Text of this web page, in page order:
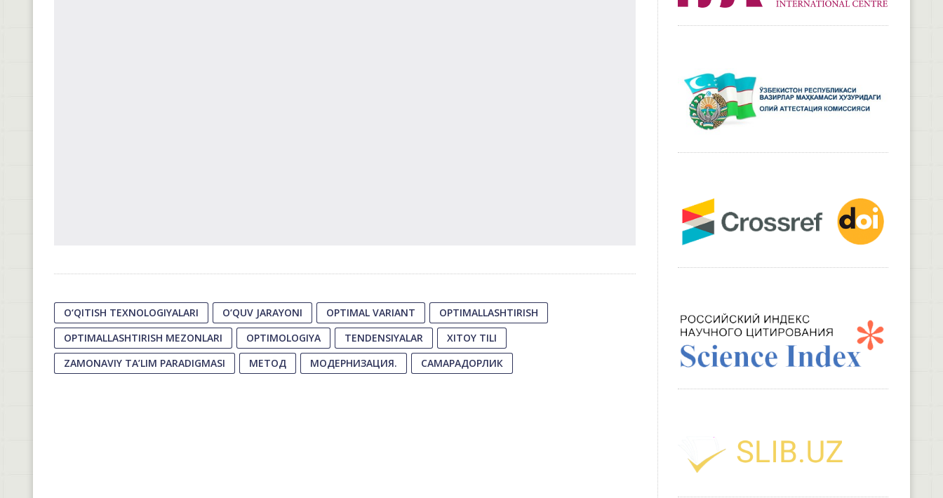
O‘QITISH TEXNOLOGIYALARI O‘QUV JARAYONI OPTIMAL VARIANT
OPTIMALLASHTIRISH
OPTIMALLASHTIRISH MEZONLARI
OPTIMOLOGIYA TENDENSIYALAR
XITOY TILI
ZAMONAVIY TA’LIM PARADIGMASI
МЕТОД МОДЕРНИЗАЦИЯ. САМАРАДОРЛИК